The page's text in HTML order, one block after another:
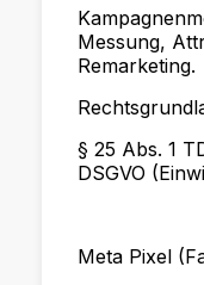
Messung,
Remarketing.
§ 25 Abs. 1
DSGVO
Meta Pixel